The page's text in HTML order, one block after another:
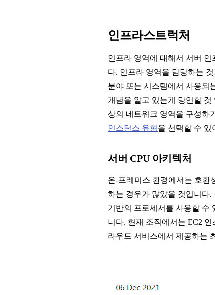
인프라스트럭처
인프라 영역에 대해서 서버
다. 인프라 영역을 담당하는
분야 또는 시스템에서 사용되
개념을 알고 있는게 당연할
상의 네트워크 영역을 구성하
인스턴스 유형을 선택할 수 있
서버 CPU 아키텍처
온-프레미스 환경에서는 호환
하는 경우가 많았을 것입니다.
기반의 프로세서를 사용할 수
니다. 현재 조직에서는 EC2
라우드 서비스에서 제공하는